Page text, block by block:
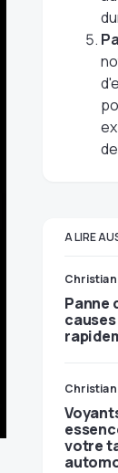
A LIRE
Panne
votre